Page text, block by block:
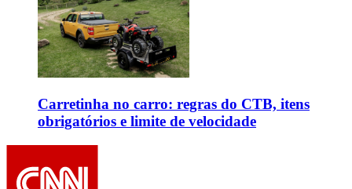
Carretinha no carro: regras do CTB, itens
obrigatórios e limite de velocidade